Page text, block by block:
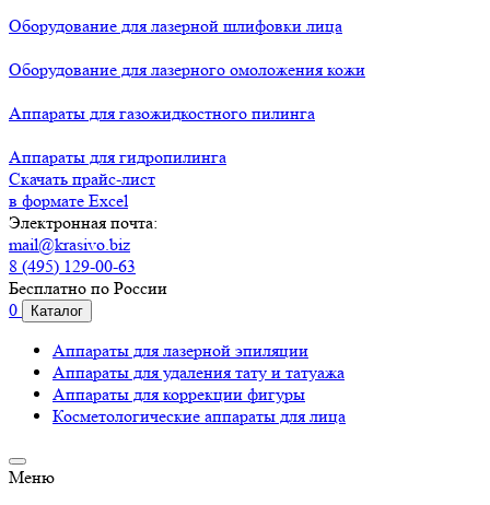
Оборудование для лазерной шлифовки лица
Оборудование для лазерного омоложения кожи
Аппараты для газожидкостного пилинга
Аппараты для гидропилинга
Скачать прайс-лист
в формате Excel
Электронная почта:
mail@krasivo.biz
8 (495) 129-00-63
Бесплатно по России
0
Каталог
Аппараты для лазерной эпиляции
Аппараты для удаления тату и татуажа
Аппараты для коррекции фигуры
Косметологические аппараты для лица
Меню